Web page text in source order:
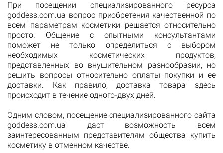
При посещении специализированного ресурса
goddess.com.ua вопрос приобретения качественной по
всем параметрам косметики решается относительно
просто. Общение с опытными консультантами
поможет не только определиться с выбором
необходимых косметических продуктов,
представленных во внушительном разнообразии, но
решить вопросы относительно оплаты покупки и ее
доставки. Как правило, доставка товара здесь
происходит в течение одного-двух дней.
Одним словом, посещение специализированного сайта
goddess.com.ua даст возможность всем
заинтересованным представителям общества купить
косметику в отменном качестве.